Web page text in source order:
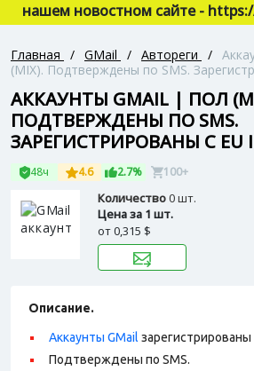
нашем новостном сайте -
Главная / GMail / Автореги /
(MIX). Подтверждены по SMS.
АККАУНТЫ GMAIL | ПОЛ
ПОДТВЕРЖДЕНЫ ПО SMS.
ЗАРЕГИСТРИРОВАНЫ С EU
48ч 4.6 2.7% 100+
Количество0 шт.
Цена за 1 шт.
от0,315 $
Описание.
Аккаунты GMail
Подтверждены по SMS.